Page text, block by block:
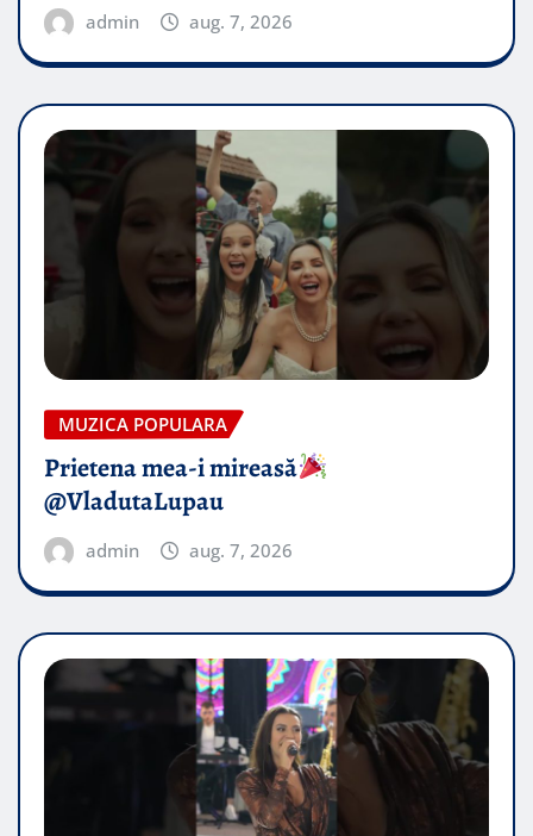
admin aug. 7, 2026
MUZICA POPULARA
Prietena mea-i mireasă​
@VladutaLupau
admin aug. 7, 2026